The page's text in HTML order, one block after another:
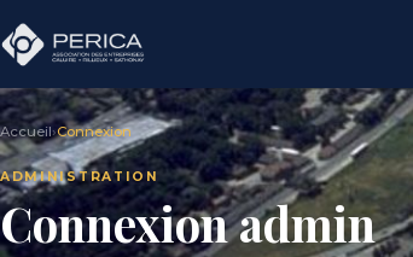
Accueil›Connexion
ADMINISTRATION
Connexion admin